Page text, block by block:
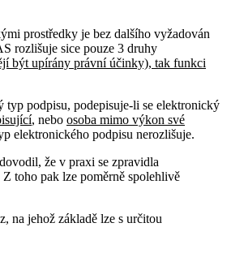
prostředky je bez dalšího vyžadován
rozlišuje sice pouze 3 druhy
být upírány právní účinky), tak funkci
typ podpisu, podepisuje-li se elektronický
, nebo osoba mimo výkon své
elektronického podpisu nerozlišuje.
že v praxi se zpravidla
toho pak lze poměrně spolehlivě
na jehož základě lze s určitou